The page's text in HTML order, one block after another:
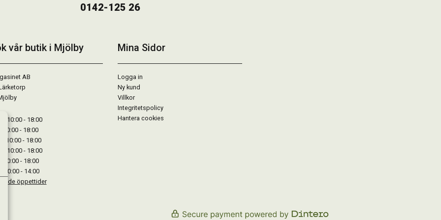
0142-125 26
vår butik i Mjölby
AB
: 10:00 - 18:00
10:00 - 18:00
: 10:00 - 18:00
: 10:00 - 18:00
10:00 - 18:00
10:00 - 14:00
öppettider
Mina Sidor
Logga in
Ny kund
Villkor
Integritetspolicy
Hantera cookies